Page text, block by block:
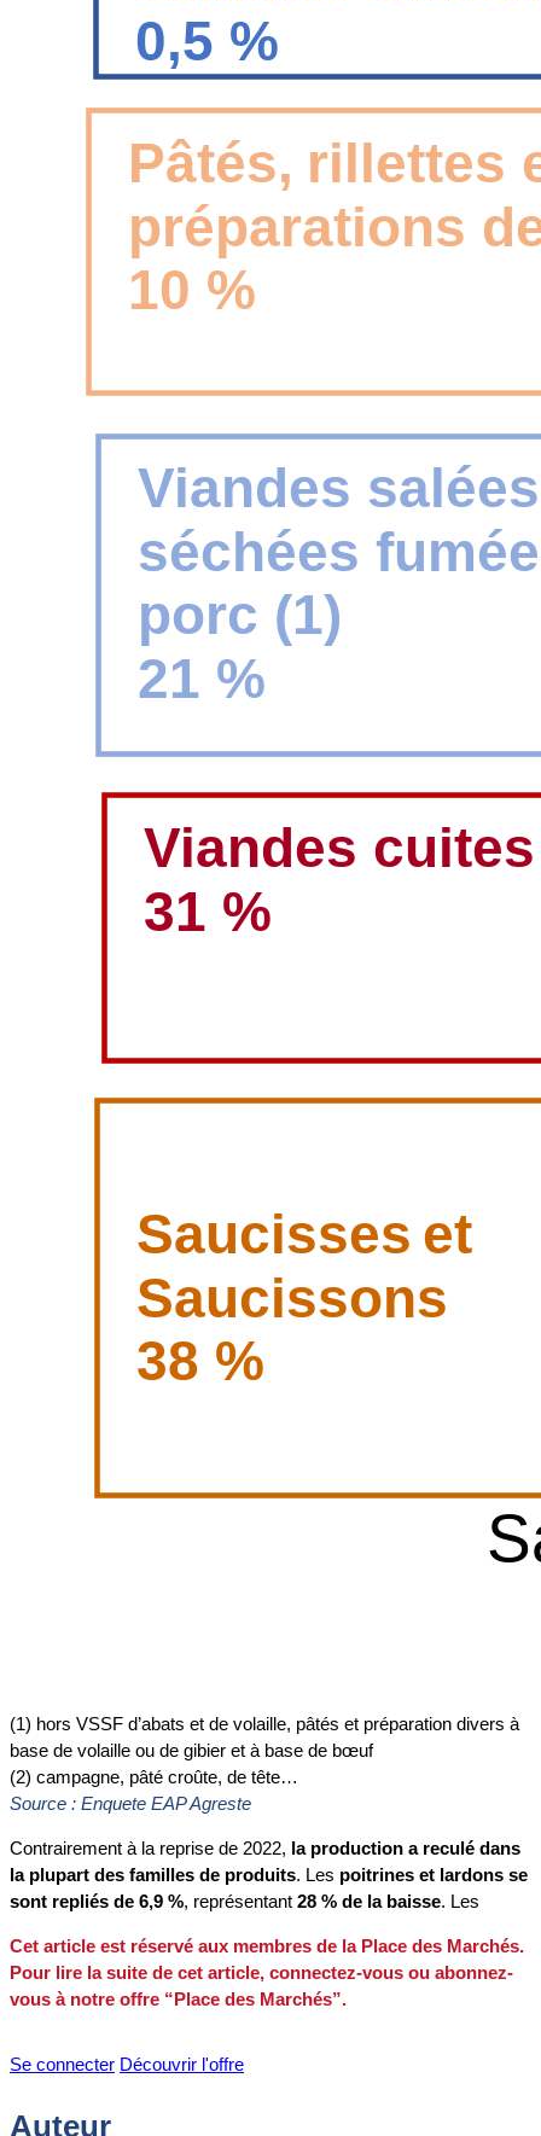
(1) hors VSSF d’abats et de volaille, pâtés et préparation divers à
base de volaille ou de gibier et à base de bœuf
(2) campagne, pâté croûte, de tête…
Source : Enquete EAP Agreste
Contrairement à la reprise de 2022, la production a reculé dans
la plupart des familles de produits. Les poitrines et lardons se
sont repliés de 6,9 %, représentant 28 % de la baisse. Les
Cet article est réservé aux membres de la Place des Marchés.
Pour lire la suite de cet article, connectez-vous ou abonnez-
vous à notre offre “Place des Marchés”.
Se connecter Découvrir l'offre
Auteur